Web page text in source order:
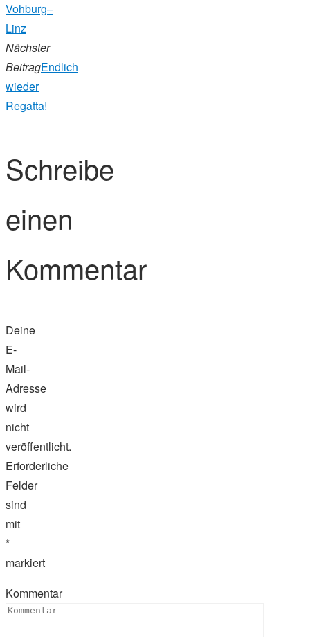
Vohburg–
Linz
Nächster
BeitragEndlich
wieder
Regatta!
Schreibe
einen
Kommentar
Deine
E-
Mail-
Adresse
wird
nicht
veröffentlicht.
Erforderliche
Felder
sind
mit
*
markiert
Kommentar